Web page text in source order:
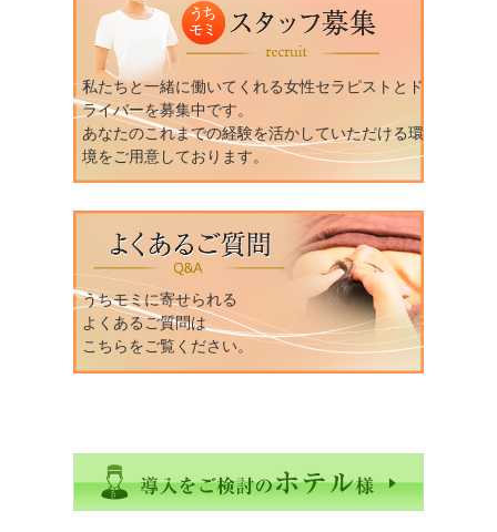
私たちと一緒に働いてくれる女性セラピストとド
ライバーを募集中です。
あなたのこれまでの経験を活かしていただける環
境をご用意しております。
うちモミに寄せられる
よくあるご質問は
こちらをご覧ください。